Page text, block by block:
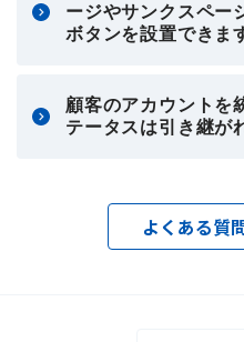
ージやサンクスペー
ボタンを設置できま
顧客のアカウントを
テータスは引き継が
よくある質